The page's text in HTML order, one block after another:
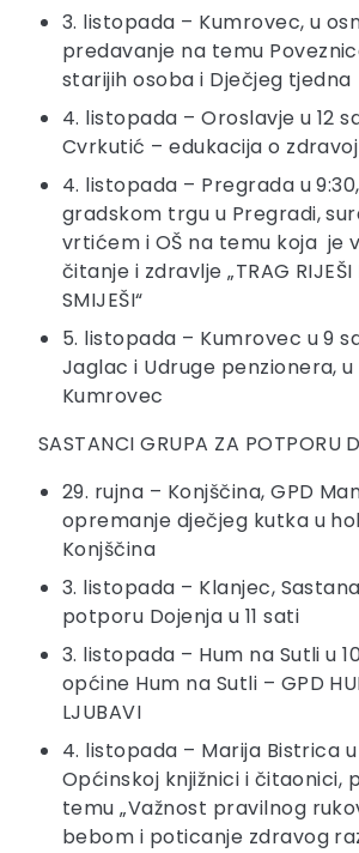
3. listopada – Kumrovec, u
predavanje na temu
starijih osoba i Dječjeg tjedna
4. listopada – Oroslavje u 12
Cvrkutić – edukacija o
4. listopada – Pregrada u
gradskom trgu u Pregradi,
vrtićem i OŠ na temu koja je
čitanje i zdravlje „TRAG RIJEŠI
SMIJEŠI“
5. listopada – Kumrovec u 9
Jaglac i Udruge penzionera, u
Kumrovec
SASTANCI GRUPA ZA POTPORU
29. rujna – Konjščina, GPD
opremanje dječjeg kutka u
Konjščina
3. listopada – Klanjec,
potporu Dojenja u 11 sati
3. listopada – Hum na Sutli u
općine Hum na Sutli – GPD
LJUBAVI
4. listopada – Marija Bistrica u
Općinskoj knjižnici i čitaonici,
temu „Važnost pravilnog
bebom i poticanje zdravog